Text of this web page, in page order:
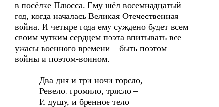
в посёлке Плюсса. Ему шёл восемнадцатый
год, когда началась Великая Отечественная
война. И четыре года ему суждено будет всем
своим чутким сердцем поэта впитывать все
ужасы военного времени – быть поэтом
войны и поэтом-воином.
Два дня и три ночи горело,
Ревело, громило, трясло –
И душу, и бренное тело